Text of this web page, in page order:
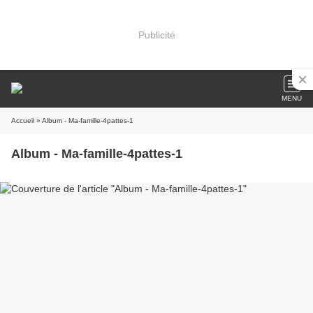
Publicité
MENU
Accueil » Album - Ma-famille-4pattes-1
Album - Ma-famille-4pattes-1